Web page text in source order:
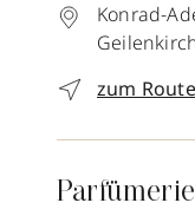
Konrad-
zum